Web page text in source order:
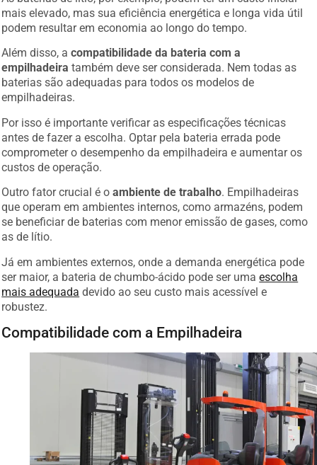
mais elevado, mas sua eficiência energética e longa vida útil
podem resultar em economia ao longo do tempo.
Além disso, acompatibilidade da bateria com a
empilhadeira também deve ser considerada. Nem todas as
baterias são adequadas para todos os modelos de
empilhadeiras.
Por isso é importante verificar as especificações técnicas
antes de fazer a escolha. Optar pela bateria errada pode
comprometer o desempenho da empilhadeira e aumentar os
custos de operação.
Outro fator crucial é oambiente de trabalho . Empilhadeiras
que operam em ambientes internos, como armazéns, podem
se beneficiar de baterias com menor emissão de gases, como
as de lítio.
Já em ambientes externos, onde a demanda energética pode
ser maior, a bateria de chumbo-ácido pode ser uma escolha
mais adequada devido ao seu custo mais acessível e
robustez.
Compatibilidade com a Empilhadeira